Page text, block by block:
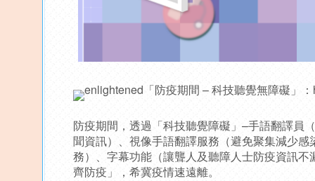
「防疫期間 – 科技聽覺無障礙」：
防疫期間，透過「科技聽覺障礙」–手語翻譯員
聞資訊）、視像手語翻譯服務（避免聚集減少感
務）、字幕功能（讓聾人及聽障人士防疫資訊不
齊防疫」，希冀疫情速遠離。